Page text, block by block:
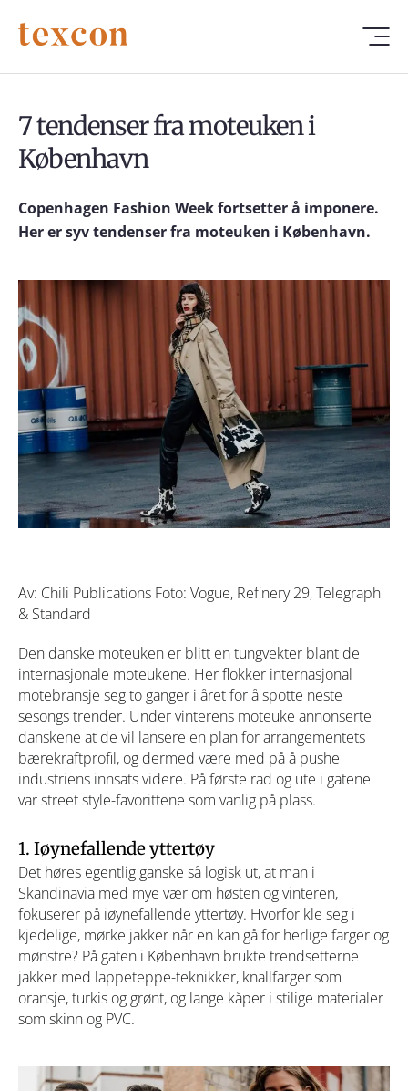
7 tendenser fra moteuken i
København
Copenhagen Fashion Week fortsetter å imponere.
Her er syv tendenser fra moteuken i København.
Av: Chili Publications Foto: Vogue, Refinery 29, Telegraph
& Standard
Den danske moteuken er blitt en tungvekter blant de
internasjonale moteukene. Her flokker internasjonal
motebransje seg to ganger i året for å spotte neste
sesongs trender. Under vinterens moteuke annonserte
danskene at de vil lansere en plan for arrangementets
bærekraftprofil, og dermed være med på å pushe
industriens innsats videre. På første rad og ute i gatene
var street style-favorittene som vanlig på plass.
1. Iøynefallende yttertøy
Det høres egentlig ganske så logisk ut, at man i
Skandinavia med mye vær om høsten og vinteren,
fokuserer på iøynefallende yttertøy. Hvorfor kle seg i
kjedelige, mørke jakker når en kan gå for herlige farger og
mønstre? På gaten i København brukte trendsetterne
jakker med lappeteppe-teknikker, knallfarger som
oransje, turkis og grønt, og lange kåper i stilige materialer
som skinn og PVC.